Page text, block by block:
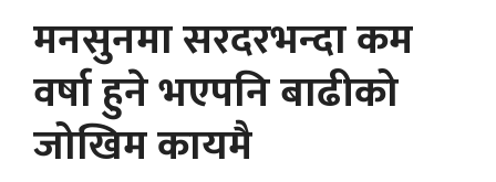
मनसुनमा सरदरभन्दा कम
वर्षा हुने भएपनि बाढीको
जोखिम कायमै